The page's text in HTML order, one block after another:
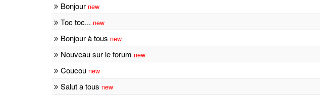
Bonjour new
Toc toc... new
Bonjour à tous new
Nouveau sur le forum new
Coucou new
Salut a tous new